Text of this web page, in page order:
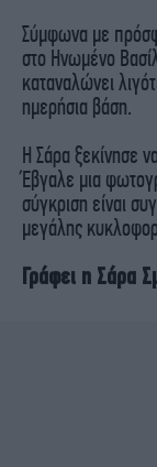
Σύμφωνα με
στο Ηνωμένο
καταναλώνει
ημερήσια βάση.
Η Σάρα ξεκίνησε
Έβγαλε μια
σύγκριση είναι
μεγάλης
Γράφει η Σάρα